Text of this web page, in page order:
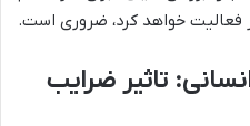
فعالیت خواهد کرد، ضروری است.
تاثیر ضرایب